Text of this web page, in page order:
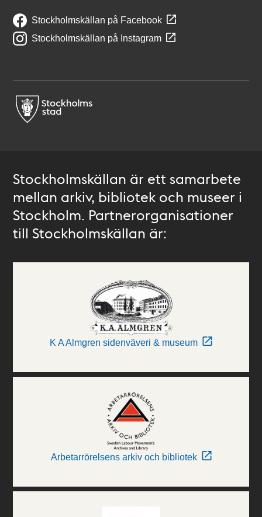
Stockholmskällan på Facebook
Stockholmskällan på Instagram
Stockholmskällan är ett samarbete
mellan arkiv, bibliotek och museer i
Stockholm. Partnerorganisationer
till Stockholmskällan är:
K A Almgren sidenväveri & museum
Arbetarrörelsens arkiv och bibliotek